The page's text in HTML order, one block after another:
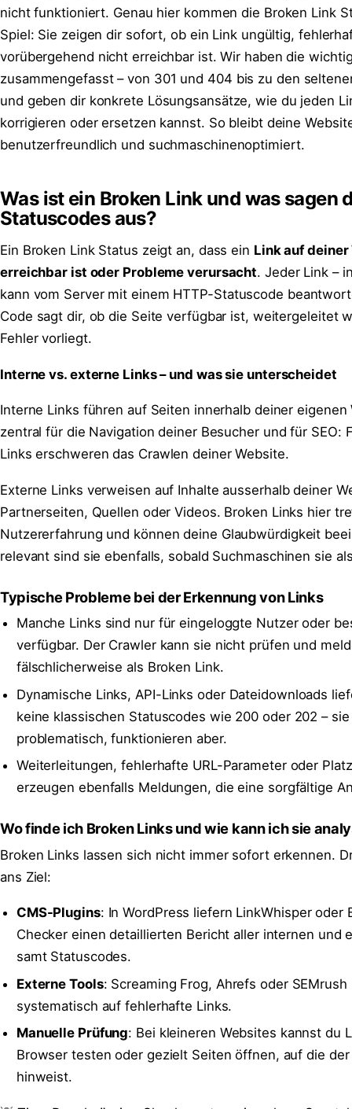
nicht funktioniert. Genau hier kommen die Broken Link
Spiel: Sie zeigen dir sofort, ob ein Link ungültig,
vorübergehend nicht erreichbar ist. Wir haben die
zusammengefasst – von 301 und 404 bis zu den
und geben dir konkrete Lösungsansätze, wie du jeden
korrigieren oder ersetzen kannst. So bleibt deine
benutzerfreundlich und suchmaschinenoptimiert.
Was ist ein Broken Link und was sagen
Statuscodes aus?
Ein Broken Link Status zeigt an, dass ein Link auf
erreichbar ist oder Probleme verursacht. Jeder Link –
kann vom Server mit einem HTTP-Statuscode
Code sagt dir, ob die Seite verfügbar ist, weitergeleitet
Fehler vorliegt.
Interne vs. externe Links – und was sie unterscheidet
Interne Links führen auf Seiten innerhalb deiner eigenen
zentral für die Navigation deiner Besucher und für SEO:
Links erschweren das Crawlen deiner Website.
Externe Links verweisen auf Inhalte ausserhalb deiner
Partnerseiten, Quellen oder Videos. Broken Links hier
Nutzererfahrung und können deine Glaubwürdigkeit
relevant sind sie ebenfalls, sobald Suchmaschinen sie
Typische Probleme bei der Erkennung von Links
Manche Links sind nur für eingeloggte Nutzer oder
verfügbar. Der Crawler kann sie nicht prüfen und
fälschlicherweise als Broken Link.
Dynamische Links, API-Links oder Dateidownloads
keine klassischen Statuscodes wie 200 oder 202 –
problematisch, funktionieren aber.
Weiterleitungen, fehlerhafte URL-Parameter oder
erzeugen ebenfalls Meldungen, die eine sorgfältige
Wo finde ich Broken Links und wie kann ich sie
Broken Links lassen sich nicht immer sofort erkennen.
ans Ziel:
CMS-Plugins: In WordPress liefern LinkWhisper oder
Checker einen detaillierten Bericht aller internen und
samt Statuscodes.
Externe Tools: Screaming Frog, Ahrefs oder
systematisch auf fehlerhafte Links.
Manuelle Prüfung: Bei kleineren Websites kannst du
Browser testen oder gezielt Seiten öffnen, auf die
hinweist.